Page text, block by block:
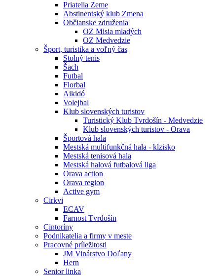
Priatelia Zeme
Abstinentský klub Zmena
Občianske združenia
OZ Misia mladých
OZ Medvedzie
Šport, turistika a voľný čas
Stolný tenis
Šach
Futbal
Florbal
Aikidó
Volejbal
Klub slovenských turistov
Turistický Klub Tvrdošín - Medvedzie
Klub slovenských turistov - Orava
Športová hala
Mestská multifunkčná hala - klzisko
Mestská tenisová hala
Mestská halová futbalová liga
Orava action
Orava region
Active gym
Cirkvi
ECAV
Farnost Tvrdošín
Cintoríny
Podnikatelia a firmy v meste
Pracovné príležitosti
JM Vinárstvo Doľany
Hern
Senior linka